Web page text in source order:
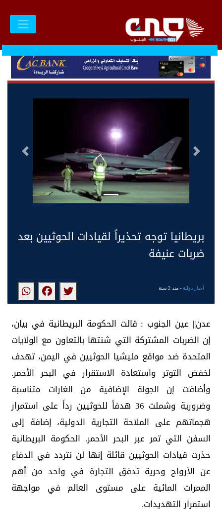
التالى السابق
بريطانيا توجه تحذيراً لقيادات الحوثيين بعد
ضربات عنيفة
أخبار دولية- منذ 2 سنة
عدن|| عين الجنوب : قالت الحكومة البريطانية في بيان،
إن الضربات المشتركة التي شنتها بالتعاون مع الولايات
المتحدة ضد مواقع مليشيا الحوثيين في اليمن، تهدف
لخفض التوتر واستعادة الاستقرار في البحر الأحمر.
وأضافت إن الجولة الإضافية من الغارات متناسبة
وضرورية وشملت 36 هدفاً للحوثيين رداً على استمرار
هجماتهم على الملاحة التجارية الدولية، إضافة إلى
السفن التي تمر عبر البحر الأحمر. الحكومة البريطانية
حذرت قيادات الحوثيين قائلة إنها لن نتردد في الدفاع
عن الأرواح وحرية تدفق التجارة في واحد من أهم
الممرات المائية على مستوى العالم في مواجهة
استمرار التهديدات.